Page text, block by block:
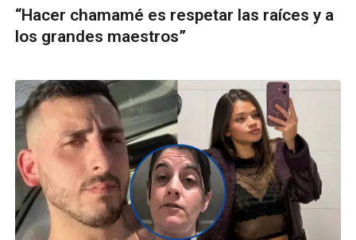
“Hacer chamamé es respetar las raíces y a
los grandes maestros”